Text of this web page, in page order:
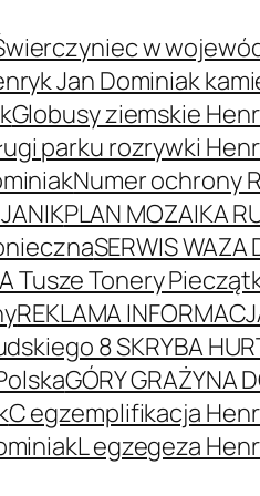
w
Jan Dominiak
Globusy ziemskie
parku rozrywki
Numer ochrony
PLAN MOZAIKA
SERWIS WAZA
Tusze Tonery
REKLAMA
8 SKRYBA
GÓRY GRAŻYNA
C egzemplifikacja
L egzegeza